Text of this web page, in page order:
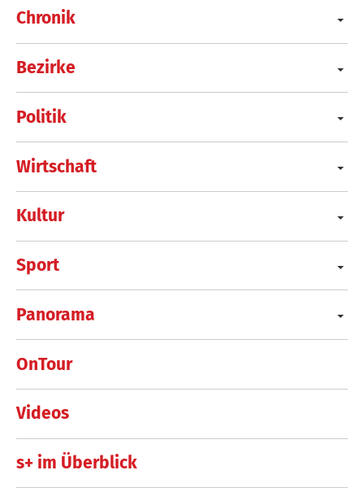
Chronik
Bezirke
Politik
Wirtschaft
Kultur
Sport
Panorama
OnTour
Videos
s+ im Überblick